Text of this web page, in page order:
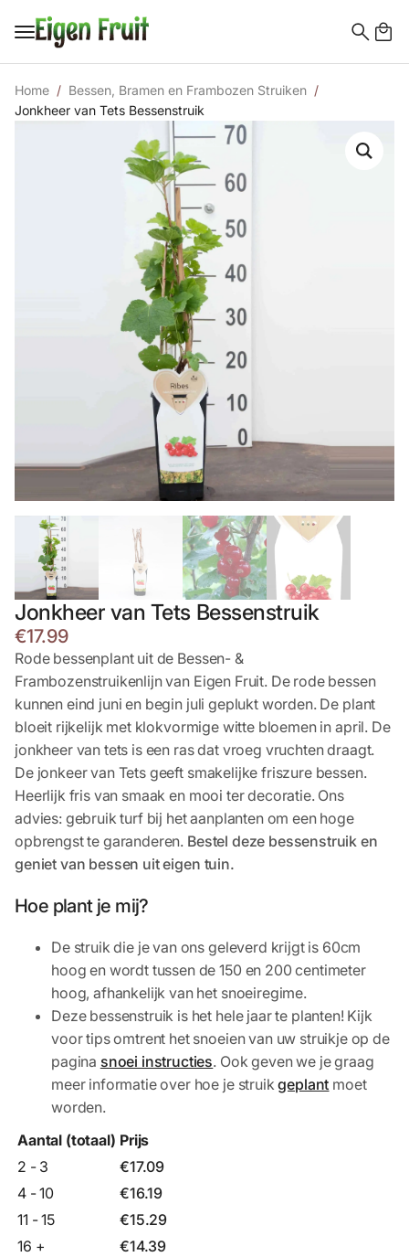
Home
Bessen, Bramen en Frambozen Struiken
Jonkheer van Tets Bessenstruik
Jonkheer van Tets Bessenstruik
€17.99
Rode bessenplant uit de Bessen- &
Frambozenstruikenlijn van Eigen Fruit. De rode bessen
kunnen eind juni en begin juli geplukt worden. De plant
bloeit rijkelijk met klokvormige witte bloemen in april. De
jonkheer van tets is een ras dat vroeg vruchten draagt.
De jonkeer van Tets geeft smakelijke friszure bessen.
Heerlijk fris van smaak en mooi ter decoratie. Ons
advies: gebruik turf bij het aanplanten om een hoge
opbrengst te garanderen. Bestel deze bessenstruik en
geniet van bessen uit eigen tuin.
Hoe plant je mij?
De struik die je van ons geleverd krijgt is 60cm
hoog en wordt tussen de 150 en 200 centimeter
hoog, afhankelijk van het snoeiregime.
Deze bessenstruik is het hele jaar te planten! Kijk
voor tips omtrent het snoeien van uw struikje op de
pagina snoei instructies. Ook geven we je graag
meer informatie over hoe je struikgeplant moet
worden.
Aantal (totaal) Prijs
2 - 3
€17.09
4 - 10
€16.19
11 - 15
€15.29
16 +
€14.39